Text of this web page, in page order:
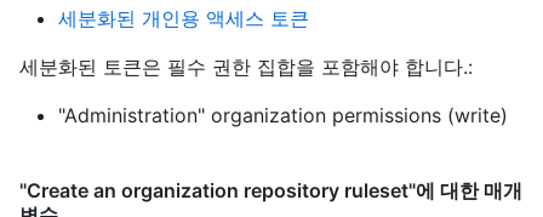
세분화된 개인용 액세스 토큰
세분화된 토큰은 필수 권한 집합을 포함해야 합니다.:
"Administration" organization permissions (write)
"Create an organization repository ruleset"에 대한 매개